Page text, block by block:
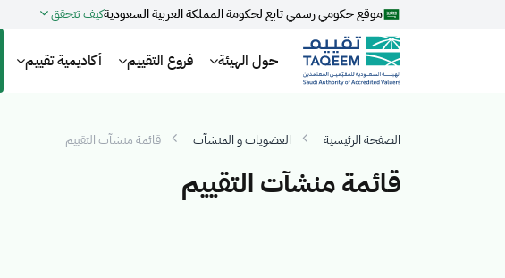
موقع حكومي رسمي تابع لحكومة المملكة العربية السعوديةكيف تتحقق
حول الهيئة فروع التقييم أكاديمية تقييم
الصفحة الرئيسية العضويات و المنشآت قائمة منشآت التقييم
قائمة منشآت التقييم